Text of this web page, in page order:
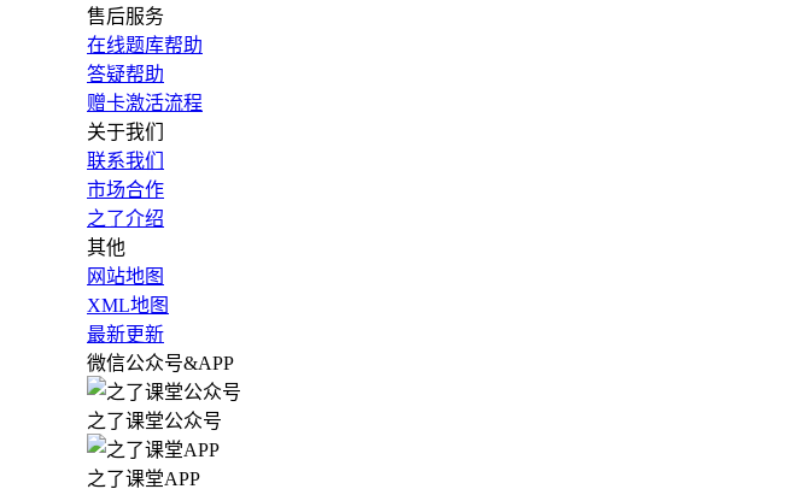
售后服务
在线题库帮助
答疑帮助
赠卡激活流程
关于我们
联系我们
市场合作
之了介绍
其他
网站地图
XML地图
最新更新
微信公众号&APP
之了课堂公众号
之了课堂APP